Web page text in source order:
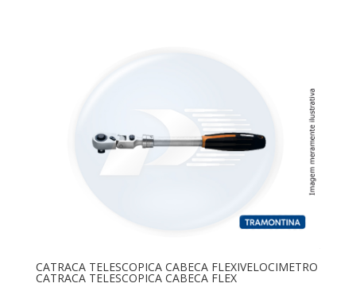
CATRACA TELESCOPICA CABECA FLEXIVELOCIMETRO
CATRACA TELESCOPICA CABECA FLEX